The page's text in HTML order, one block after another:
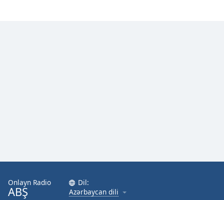
Onlayn Radio
ABŞ
Dil:
Azərbaycan dili